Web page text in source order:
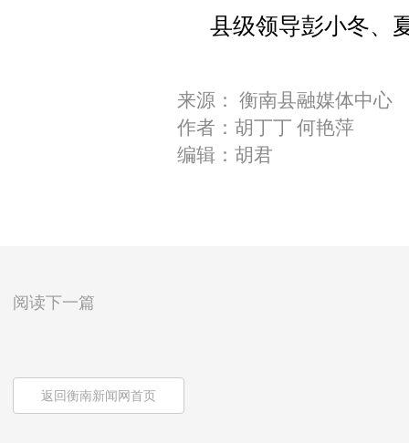
县级领导彭小冬、
来源： 衡南县融媒体中心
作者：胡丁丁 何艳萍
编辑：胡君
阅读下一篇
返回衡南新闻网首页